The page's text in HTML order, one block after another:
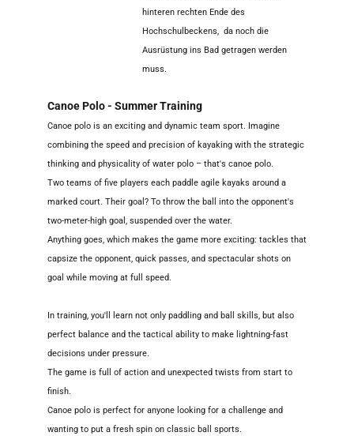
hinteren rechten Ende des
Hochschulbeckens, da noch die
Ausrüstung ins Bad getragen werden
muss.
Canoe Polo - Summer Training
Canoe polo is an exciting and dynamic team sport. Imagine
combining the speed and precision of kayaking with the strategic
thinking and physicality of water polo – that's canoe polo.
Two teams of five players each paddle agile kayaks around a
marked court. Their goal? To throw the ball into the opponent's
two-meter-high goal, suspended over the water.
Anything goes, which makes the game more exciting: tackles that
capsize the opponent, quick passes, and spectacular shots on
goal while moving at full speed.
In training, you'll learn not only paddling and ball skills, but also
perfect balance and the tactical ability to make lightning-fast
decisions under pressure.
The game is full of action and unexpected twists from start to
finish.
Canoe polo is perfect for anyone looking for a challenge and
wanting to put a fresh spin on classic ball sports.